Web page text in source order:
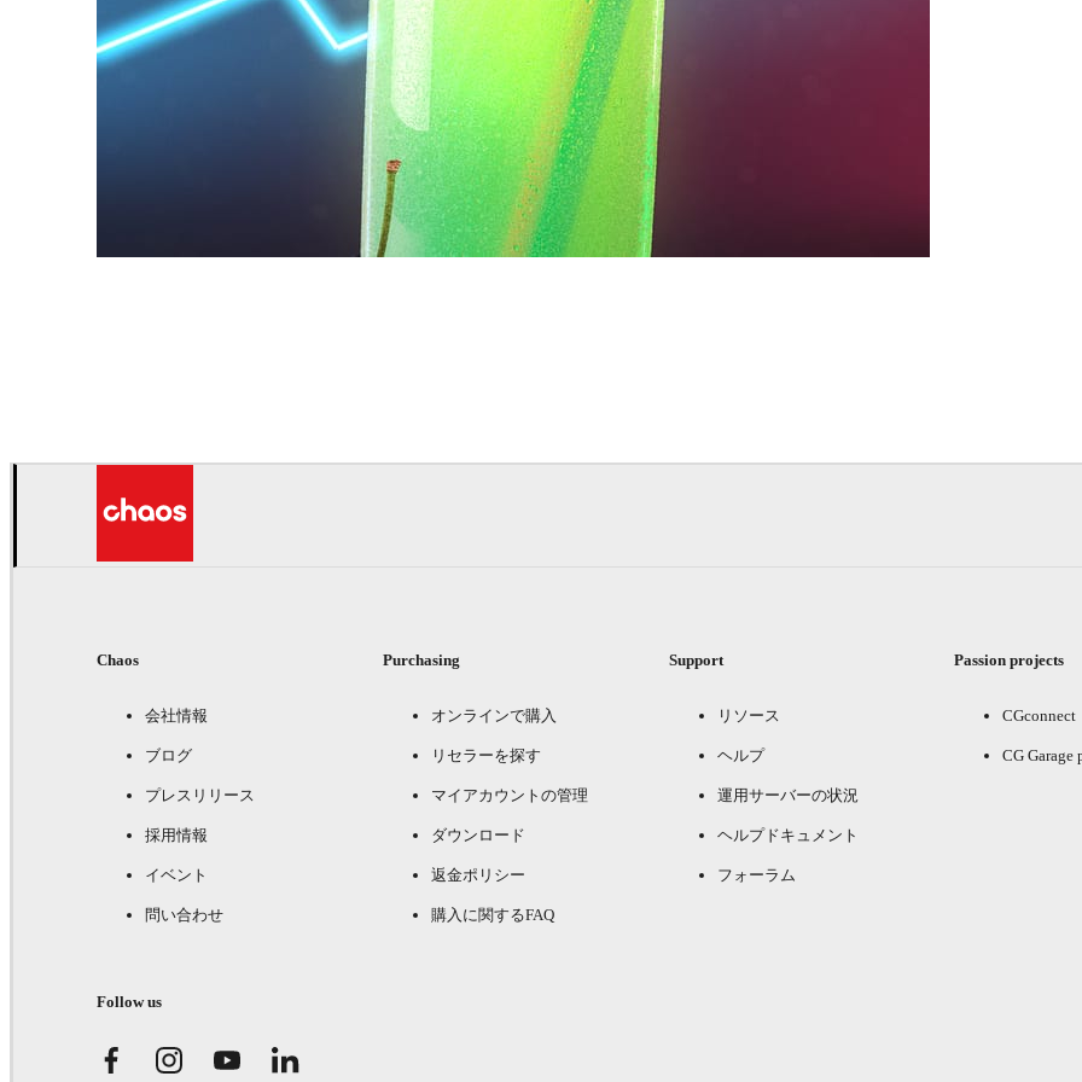
Chaos
会社情報
ブログ
プレスリリース
採用情報
イベント
問い合わせ
Purchasing
オンラインで購入
リセラーを探す
マイアカウントの管理
ダウンロード
返金ポリシー
購入に関するFAQ
Support
リソース
ヘルプ
運用サーバーの状況
ヘルプドキュメント
フォーラム
Passion projects
CGconnect
CG Garage
Follow us